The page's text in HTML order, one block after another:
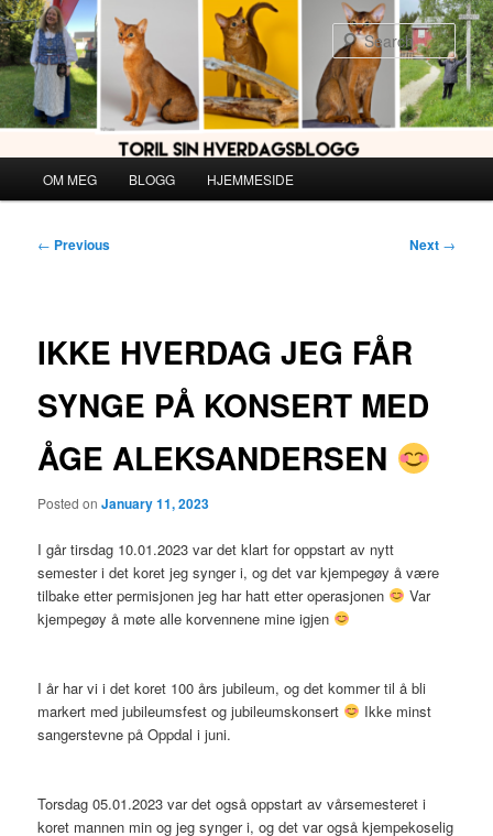
Skip
to
primary
content
OM MEG BLOGG HJEMMESIDE
Post
← Previous Next →
IKKE HVERDAG JEG FÅR
SYNGE PÅ KONSERT MED
ÅGE ALEKSANDERSEN
Posted onJanuary 11, 2023
I går tirsdag 10.01.2023 var det klart for oppstart av nytt
semester i det koret jeg synger i, og det var kjempegøy å være
tilbake etter permisjonen jeg har hatt etter operasjonen
Var
kjempegøy å møte alle korvennene mine igjen
I år har vi i det koret 100 års jubileum, og det kommer til å bli
markert med jubileumsfest og jubileumskonsert
Ikke minst
sangerstevne på Oppdal i juni.
Torsdag 05.01.2023 var det også oppstart av vårsemesteret i
koret mannen min og jeg synger i, og det var også kjempekoselig